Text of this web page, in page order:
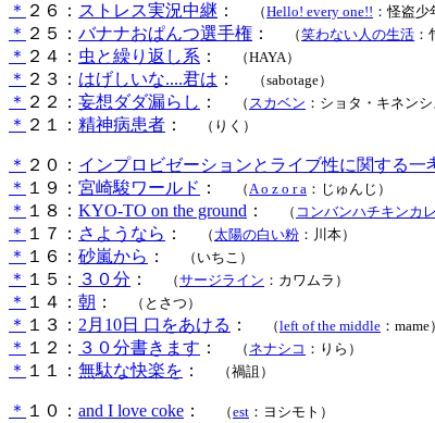
＊ ２６： ストレス実況中継 ： （Hello! every one!! ：怪盗少
＊ ２５： バナナおぱんつ選手権 ： （笑わない人の生活 ：
＊ ２４： 虫と繰り返し系 ： （HAYA）
＊ ２３： はげしいな....君は ： （sabotage）
＊ ２２： 妄想ダダ漏らし ： （ スカベン ：ショタ・キネンシ
＊ ２１： 精神病患者 ： （りく ）
＊ ２０： インプロビゼーションとライブ性に関する一
＊ １９： 宮崎駿ワールド ： （A o z o r a ：じゅんじ ）
＊ １８： KYO-TO on the ground ： （ コンバンハチキンカ
＊ １７： さようなら ： （太陽の白い粉 ：川本）
＊ １６： 砂嵐から ： （いちこ ）
＊ １５： ３０分 ： （サージライン ：カワムラ ）
＊ １４： 朝 ： （とさつ）
＊ １３： 2月10日 口をあける ： （left of the middle ：mame）
＊ １２： ３０分書きます ： （ ネナシコ ：りら）
＊ １１： 無駄な快楽を ： （禍詛）
＊ １０： and I love coke ： （est ：ヨシモト）